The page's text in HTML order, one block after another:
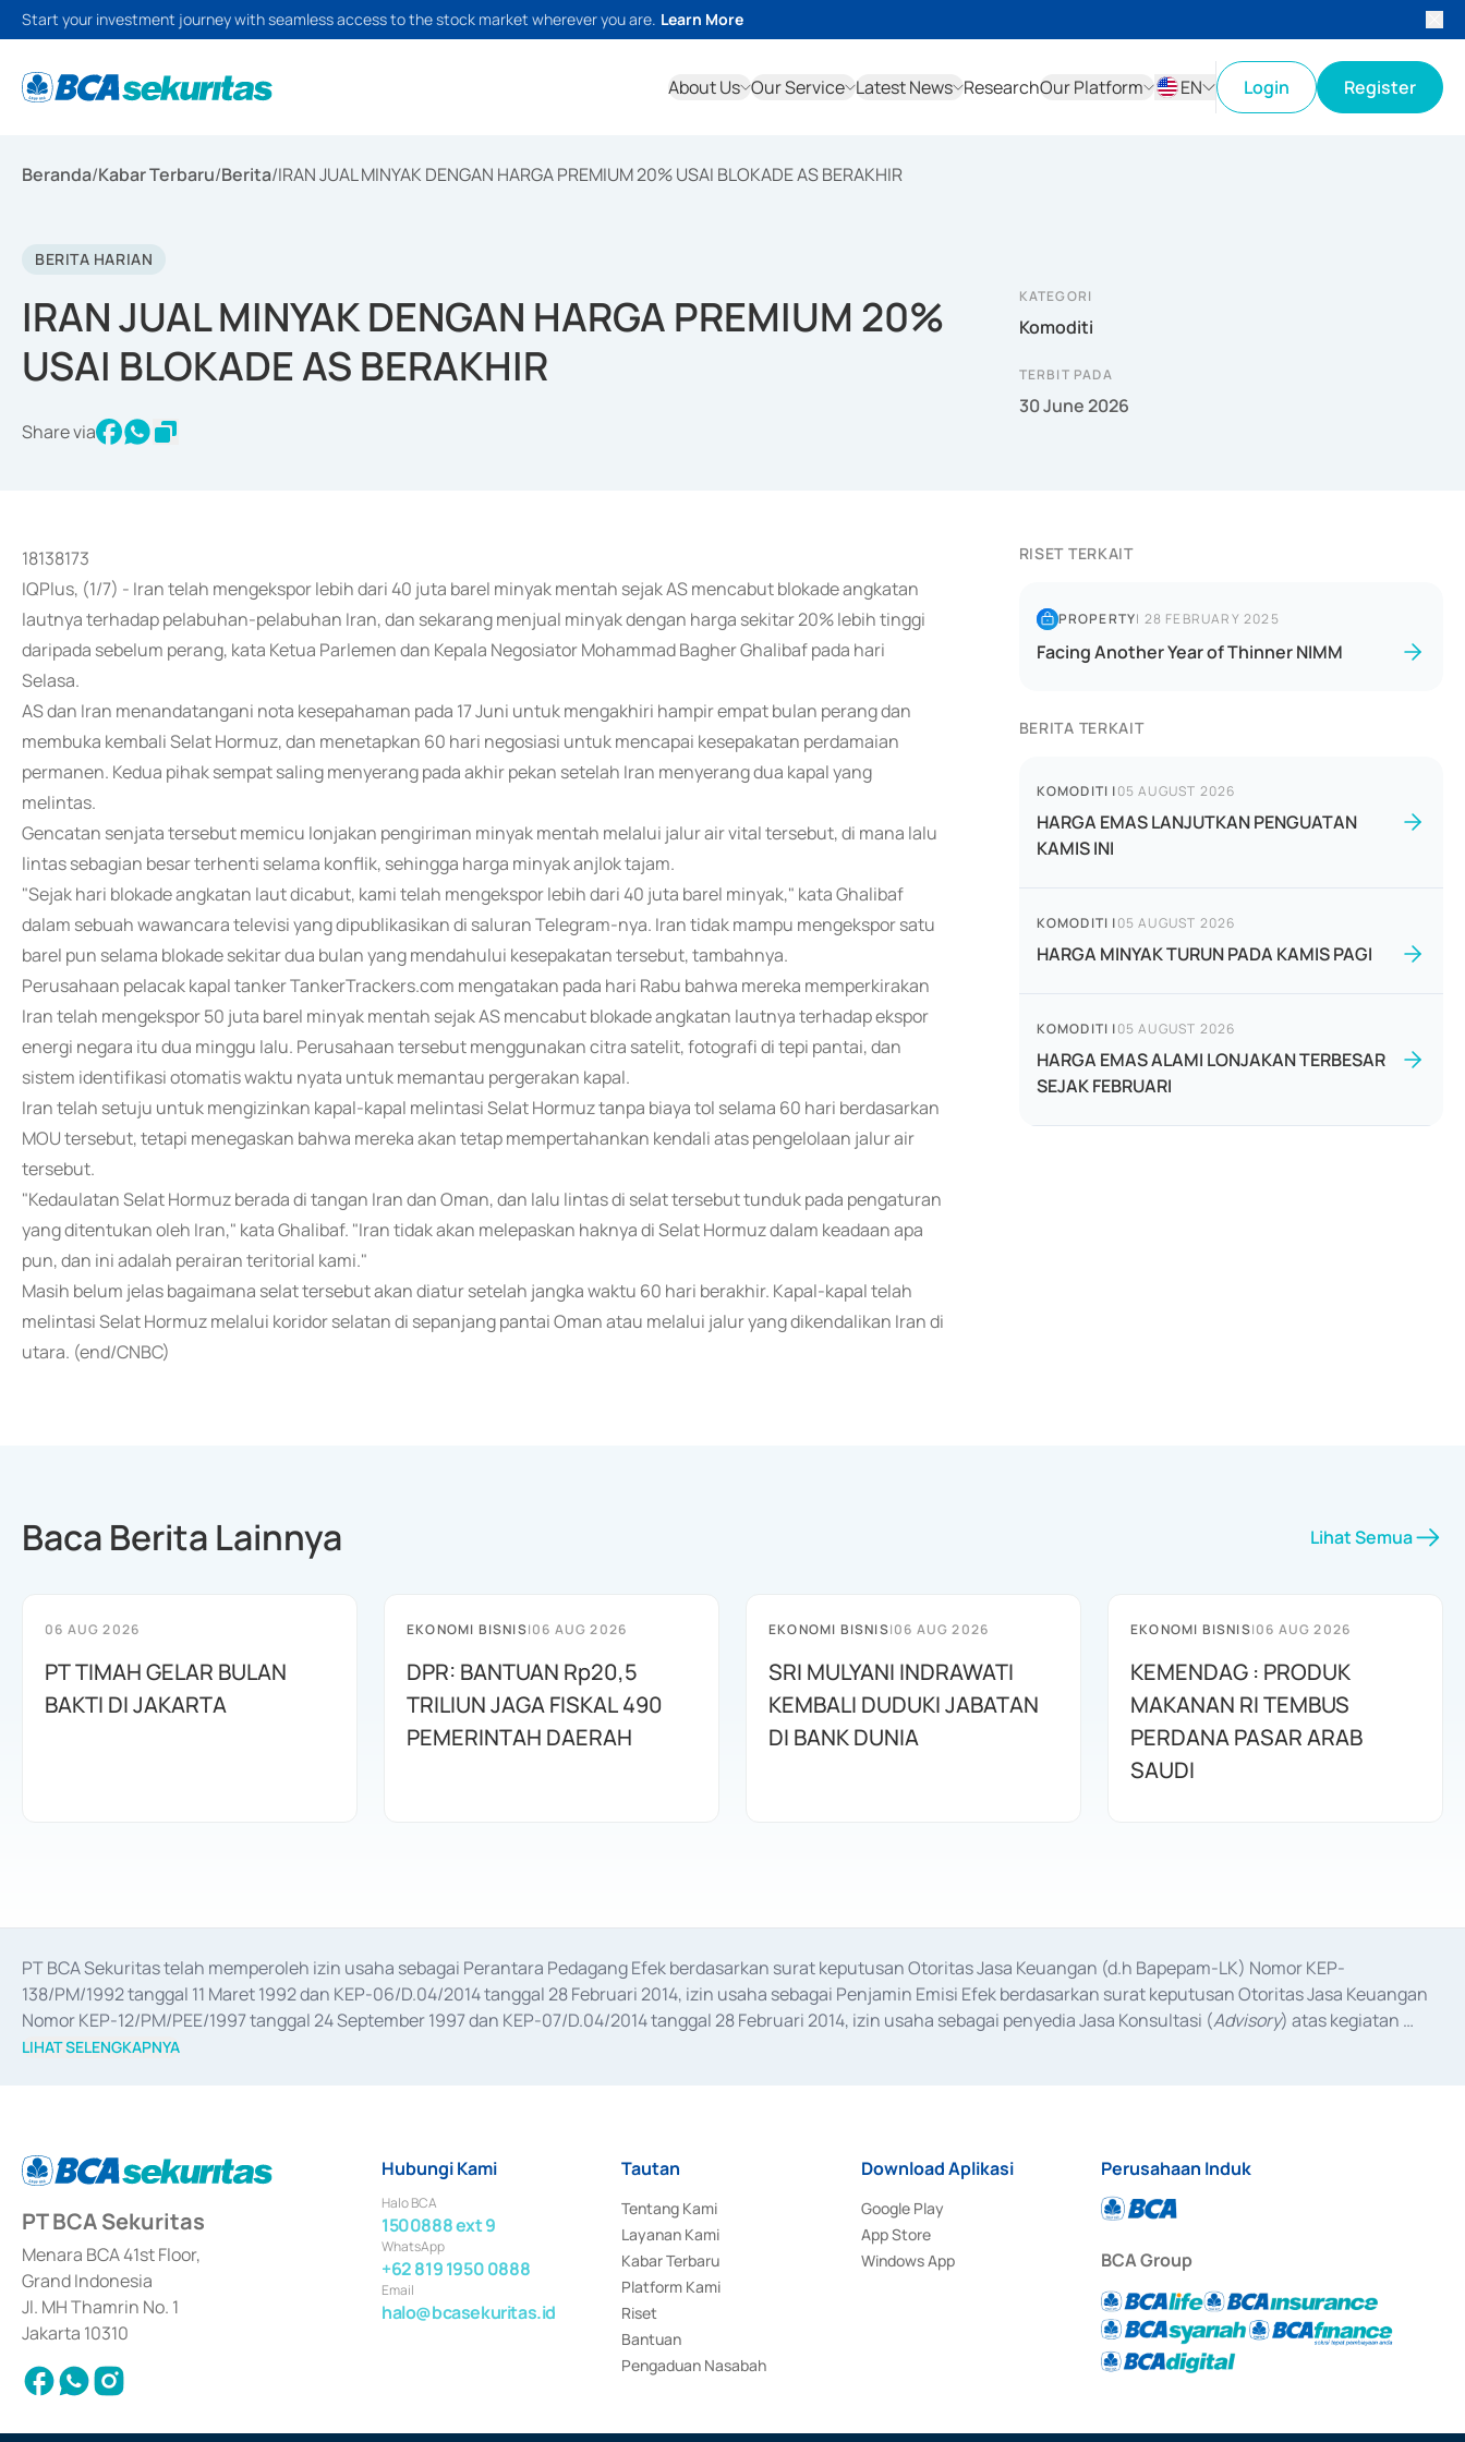
Start your investment journey with seamless access to the stock market wherever you are. Learn More
About Us Our Service Latest News ResearchOur Platform
EN
Login Register
Beranda/Kabar Terbaru/Berita/IRAN JUAL MINYAK DENGAN HARGA PREMIUM 20% USAI BLOKADE AS BERAKHIR
BERITA HARIAN
IRAN JUAL MINYAK DENGAN HARGA PREMIUM 20%
USAI BLOKADE AS BERAKHIR
Share via
KATEGORI
Komoditi
TERBIT PADA
30 June 2026
18138173
IQPlus, (1/7) - Iran telah mengekspor lebih dari 40 juta barel minyak mentah sejak AS mencabut blokade angkatan
lautnya terhadap pelabuhan-pelabuhan Iran, dan sekarang menjual minyak dengan harga sekitar 20% lebih tinggi
daripada sebelum perang, kata Ketua Parlemen dan Kepala Negosiator Mohammad Bagher Ghalibaf pada hari
Selasa.
AS dan Iran menandatangani nota kesepahaman pada 17 Juni untuk mengakhiri hampir empat bulan perang dan
membuka kembali Selat Hormuz, dan menetapkan 60 hari negosiasi untuk mencapai kesepakatan perdamaian
permanen. Kedua pihak sempat saling menyerang pada akhir pekan setelah Iran menyerang dua kapal yang
melintas.
Gencatan senjata tersebut memicu lonjakan pengiriman minyak mentah melalui jalur air vital tersebut, di mana lalu
lintas sebagian besar terhenti selama konflik, sehingga harga minyak anjlok tajam.
"Sejak hari blokade angkatan laut dicabut, kami telah mengekspor lebih dari 40 juta barel minyak," kata Ghalibaf
dalam sebuah wawancara televisi yang dipublikasikan di saluran Telegram-nya. Iran tidak mampu mengekspor satu
barel pun selama blokade sekitar dua bulan yang mendahului kesepakatan tersebut, tambahnya.
Perusahaan pelacak kapal tanker TankerTrackers.com mengatakan pada hari Rabu bahwa mereka memperkirakan
Iran telah mengekspor 50 juta barel minyak mentah sejak AS mencabut blokade angkatan lautnya terhadap ekspor
energi negara itu dua minggu lalu. Perusahaan tersebut menggunakan citra satelit, fotografi di tepi pantai, dan
sistem identifikasi otomatis waktu nyata untuk memantau pergerakan kapal.
Iran telah setuju untuk mengizinkan kapal-kapal melintasi Selat Hormuz tanpa biaya tol selama 60 hari berdasarkan
MOU tersebut, tetapi menegaskan bahwa mereka akan tetap mempertahankan kendali atas pengelolaan jalur air
tersebut.
"Kedaulatan Selat Hormuz berada di tangan Iran dan Oman, dan lalu lintas di selat tersebut tunduk pada pengaturan
yang ditentukan oleh Iran," kata Ghalibaf. "Iran tidak akan melepaskan haknya di Selat Hormuz dalam keadaan apa
pun, dan ini adalah perairan teritorial kami."
Masih belum jelas bagaimana selat tersebut akan diatur setelah jangka waktu 60 hari berakhir. Kapal-kapal telah
melintasi Selat Hormuz melalui koridor selatan di sepanjang pantai Oman atau melalui jalur yang dikendalikan Iran di
utara. (end/CNBC)
RISET TERKAIT
PROPERTY| 28 FEBRUARY 2025
Facing Another Year of Thinner NIMM
BERITA TERKAIT
KOMODITI |05 AUGUST 2026
HARGA EMAS LANJUTKAN PENGUATAN
KAMIS INI
KOMODITI |05 AUGUST 2026
HARGA MINYAK TURUN PADA KAMIS PAGI
KOMODITI |05 AUGUST 2026
HARGA EMAS ALAMI LONJAKAN TERBESAR
SEJAK FEBRUARI
Baca Berita Lainnya Lihat Semua
06 AUG 2026
PT TIMAH GELAR BULAN
BAKTI DI JAKARTA
EKONOMI BISNIS|06 AUG 2026
DPR: BANTUAN Rp20,5
TRILIUN JAGA FISKAL 490
PEMERINTAH DAERAH
EKONOMI BISNIS|06 AUG 2026
SRI MULYANI INDRAWATI
KEMBALI DUDUKI JABATAN
DI BANK DUNIA
EKONOMI BISNIS|06 AUG 2026
KEMENDAG : PRODUK
MAKANAN RI TEMBUS
PERDANA PASAR ARAB
SAUDI
PT BCA Sekuritas telah memperoleh izin usaha sebagai Perantara Pedagang Efek berdasarkan surat keputusan Otoritas Jasa Keuangan (d.h Bapepam-LK) Nomor KEP-
138/PM/1992 tanggal 11 Maret 1992 dan KEP-06/D.04/2014 tanggal 28 Februari 2014, izin usaha sebagai Penjamin Emisi Efek berdasarkan surat keputusan Otoritas Jasa Keuangan
Nomor KEP-12/PM/PEE/1997 tanggal 24 September 1997 dan KEP-07/D.04/2014 tanggal 28 Februari 2014, izin usaha sebagai penyedia Jasa Konsultasi (Advisory) atas kegiatan
merger, akuisisi, divestasi, dan
LIHAT SELENGKAPNYA
PT BCA Sekuritas
Menara BCA 41st Floor,
Grand Indonesia
Jl. MH Thamrin No. 1
Jakarta 10310
Hubungi Kami
Halo BCA
1500888 ext 9
WhatsApp
+62 819 1950 0888
Email
halo@bcasekuritas.id
Tautan
Tentang Kami
Layanan Kami
Kabar Terbaru
Platform Kami
Riset
Bantuan
Pengaduan Nasabah
Download Aplikasi
Google Play
App Store
Windows App
Perusahaan Induk
BCA Group